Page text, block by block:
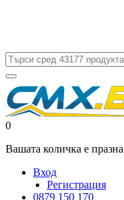
0
Вашата количка е
Вход
Регистрация
0879 150 170